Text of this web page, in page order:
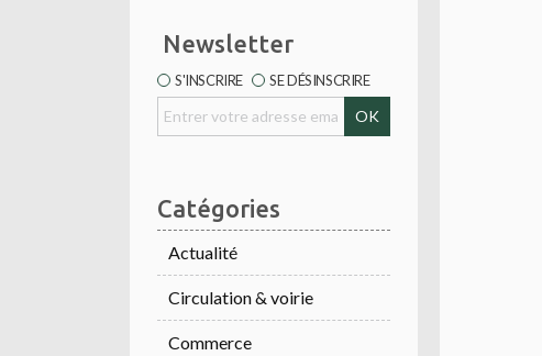
Newsletter
S'INSCRIRE SE DÉSINSCRIRE
Catégories
Actualité
Circulation & voirie
Commerce